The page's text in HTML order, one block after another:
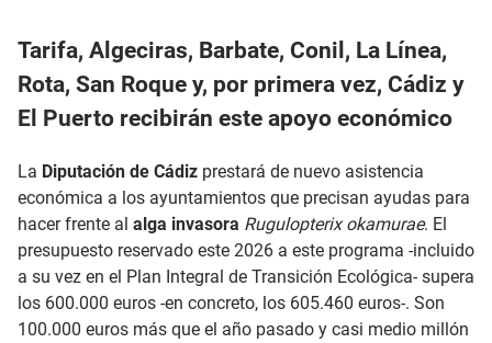
Tarifa, Algeciras, Barbate, Conil, La Línea,
Rota, San Roque y, por primera vez, Cádiz y
El Puerto recibirán este apoyo económico
La Diputación de Cádiz prestará de nuevo asistencia
económica a los ayuntamientos que precisan ayudas para
hacer frente al alga invasora Rugulopterix okamurae. El
presupuesto reservado este 2026 a este programa -incluido
a su vez en el Plan Integral de Transición Ecológica- supera
los 600.000 euros -en concreto, los 605.460 euros-. Son
100.000 euros más que el año pasado y casi medio millón